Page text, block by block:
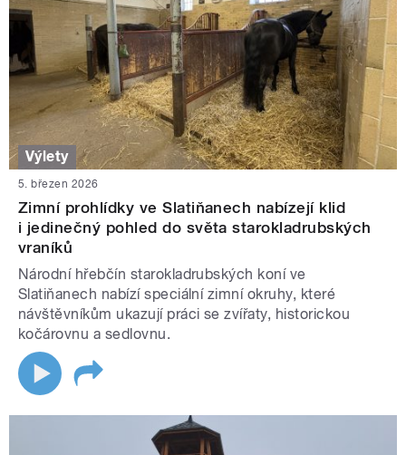
Výlety
5. březen 2026
Zimní prohlídky ve Slatiňanech nabízejí klid
i jedinečný pohled do světa starokladrubských
vraníků
Národní hřebčín starokladrubských koní ve
Slatiňanech nabízí speciální zimní okruhy, které
návštěvníkům ukazují práci se zvířaty, historickou
kočárovnu a sedlovnu.